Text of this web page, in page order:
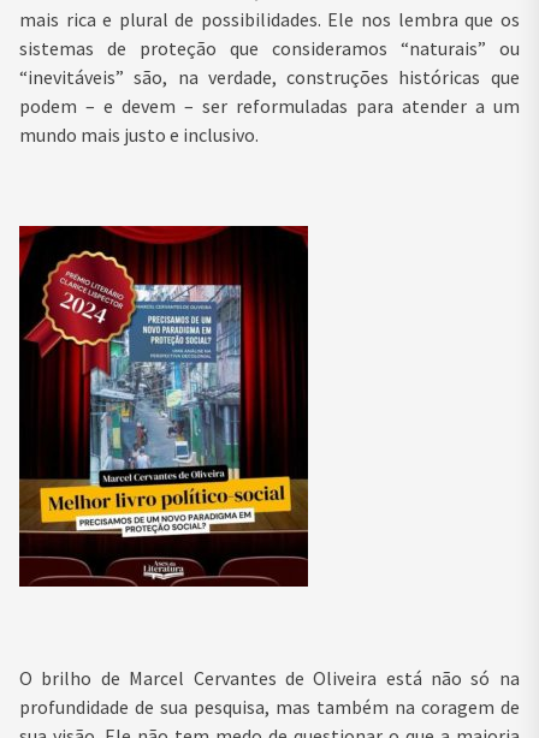
mais rica e plural de possibilidades. Ele nos lembra que os
sistemas de proteção que consideramos “naturais” ou
“inevitáveis” são, na verdade, construções históricas que
podem – e devem – ser reformuladas para atender a um
mundo mais justo e inclusivo.
O brilho de Marcel Cervantes de Oliveira está não só na
profundidade de sua pesquisa, mas também na coragem de